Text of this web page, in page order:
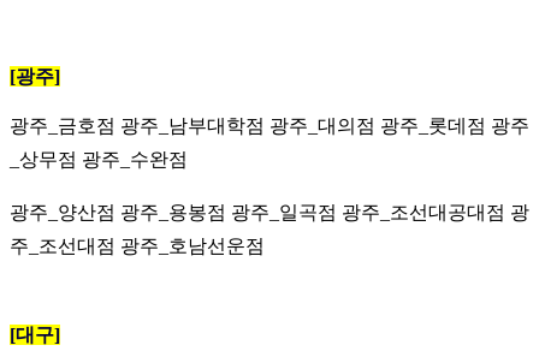
[광주]
광주_금호점 광주_남부대학점 광주_대의점 광주_롯데점 광주
_상무점 광주_수완점
광주_양산점 광주_용봉점 광주_일곡점 광주_조선대공대점 광
주_조선대점 광주_호남선운점
[대구]